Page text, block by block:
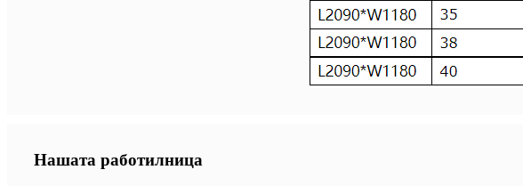
Нашата работилница